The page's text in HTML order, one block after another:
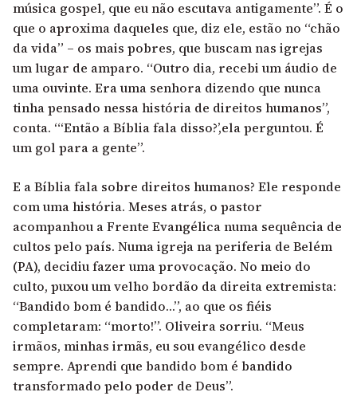
música gospel, que eu não escutava antigamente”. É o
que o aproxima daqueles que, diz ele, estão no “chão
da vida” – os mais pobres, que buscam nas igrejas
um lugar de amparo. “Outro dia, recebi um áudio de
uma ouvinte. Era uma senhora dizendo que nunca
tinha pensado nessa história de direitos humanos”,
conta. “‘Então a Bíblia fala disso?’,ela perguntou. É
um gol para a gente”.
E a Bíblia fala sobre direitos humanos? Ele responde
com uma história. Meses atrás, o pastor
acompanhou a Frente Evangélica numa sequência de
cultos pelo país. Numa igreja na periferia de Belém
(PA), decidiu fazer uma provocação. No meio do
culto, puxou um velho bordão da direita extremista:
“Bandido bom é bandido…”, ao que os fiéis
completaram: “morto!”. Oliveira sorriu. “Meus
irmãos, minhas irmãs, eu sou evangélico desde
sempre. Aprendi que bandido bom é bandido
transformado pelo poder de Deus”.